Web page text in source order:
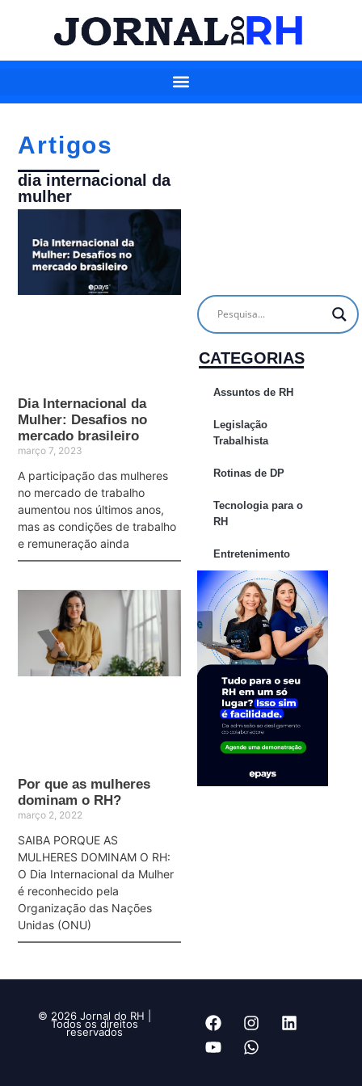
Artigos
dia internacional da
mulher
Dia Internacional da
Mulher: Desafios no
mercado brasileiro
março 7, 2023
A participação das mulheres
no mercado de trabalho
aumentou nos últimos anos,
mas as condições de trabalho
e remuneração ainda
Por que as mulheres
dominam o RH?
março 2, 2022
SAIBA PORQUE AS
MULHERES DOMINAM O RH:
O Dia Internacional da Mulher
é reconhecido pela
Organização das Nações
Unidas (ONU)
CATEGORIAS
Assuntos de RH
Legislação
Trabalhista
Rotinas de DP
Tecnologia para o
RH
Entretenimento
© 2026 Jornal do RH |
Todos os direitos
reservados